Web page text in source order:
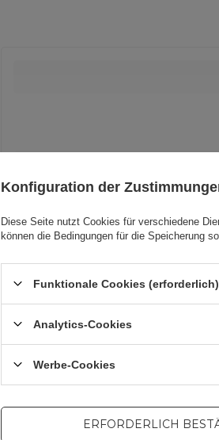
Konfiguration der
Diese Seite nutzt Cookies für verschiedene
können die Bedingungen für die Speicherung
Funktionale Cookies (erforderlich)
Analytics-Cookies
Werbe-Cookies
ERFORDERLICH